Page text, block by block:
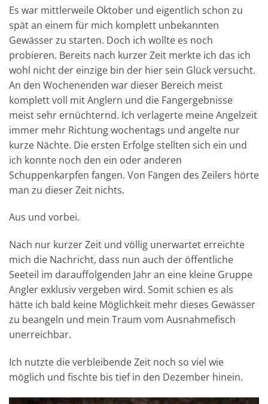
Es war mittlerweile Oktober und eigentlich schon zu
spät an einem für mich komplett unbekannten
Gewässer zu starten. Doch ich wollte es noch
probieren. Bereits nach kurzer Zeit merkte ich das ich
wohl nicht der einzige bin der hier sein Glück versucht.
An den Wochenenden war dieser Bereich meist
komplett voll mit Anglern und die Fangergebnisse
meist sehr ernüchternd. Ich verlagerte meine Angelzeit
immer mehr Richtung wochentags und angelte nur
kurze Nächte. Die ersten Erfolge stellten sich ein und
ich konnte noch den ein oder anderen
Schuppenkarpfen fangen. Von Fängen des Zeilers hörte
man zu dieser Zeit nichts.
Aus und vorbei.
Nach nur kurzer Zeit und völlig unerwartet erreichte
mich die Nachricht, dass nun auch der öffentliche
Seeteil im darauffolgenden Jahr an eine kleine Gruppe
Angler exklusiv vergeben wird. Somit schien es als
hätte ich bald keine Möglichkeit mehr dieses Gewässer
zu beangeln und mein Traum vom Ausnahmefisch
unerreichbar.
Ich nutzte die verbleibende Zeit noch so viel wie
möglich und fischte bis tief in den Dezember hinein.